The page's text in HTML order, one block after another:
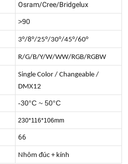
Osram/Cree/Bridgelux
>90
3°/8°/25°/30°/45°/60°
R/G/B/Y/W/WW/RGB/RGBW
Single Color / Changeable /
DMX12
-30°C ~ 50°C
230*116*106mm
66
Nhôm đúc + kính